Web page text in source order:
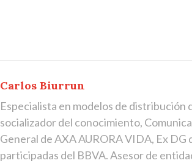
Carlos Biurrun
Especialista en modelos de distribución
socializador del conocimiento,
General de AXA AURORA VIDA, Ex
participadas del BBVA. Asesor de